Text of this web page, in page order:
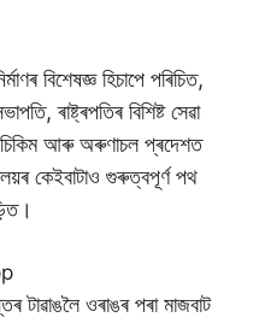
বিশেষজ্ঞ হিচাপে পৰিচিত,
ৰাষ্ট্ৰপতিৰ বিশিষ্ট সেৱা
চিকিম আৰু অৰুণাচল প্ৰদেশত
কেইবাটাও গুৰুত্বপূৰ্ণ পথ
টাৱাঙলৈ ওৰাঙৰ পৰা মাজবাট